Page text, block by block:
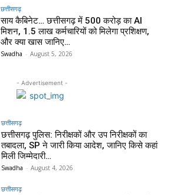
छत्तीसगढ़
साय कैबिनेट… छत्तीसगढ़ में 500 करोड़ का AI
मिशन, 1.5 लाख कर्मचारियों को मिलेगा प्रशिक्षण,
और क्या खास जानिए…
Swadha - August 5, 2026
- Advertisement -
छत्तीसगढ़
छत्तीसगढ़ पुलिस: निरीक्षकों और उप निरीक्षकों का
तबादला, SP ने जारी किया आदेश, जानिए किसे कहां
मिली जिम्मेदारी…
Swadha - August 4, 2026
छत्तीसगढ़